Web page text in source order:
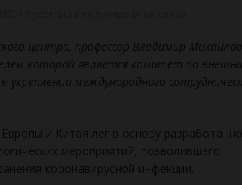
центра, профессор Владимир
которой является комитет по
укреплении международного
и Китая лег в основу
мероприятий, позволившего
коронавирусной инфекции.